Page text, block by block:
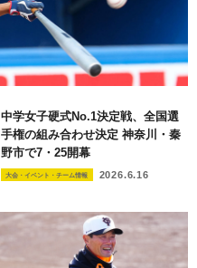
中学女子硬式No.1決定戦、全国選
手権の組み合わせ決定 神奈川・秦
野市で7・25開幕
大会・イベント・チーム情報 2026.6.16